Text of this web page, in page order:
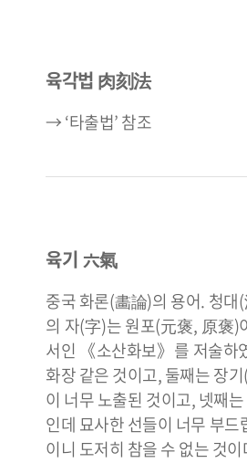
육각법 肉刻法
→ ‘타출법’ 참조
육기 六氣
중국 화론(畵論)의 용어. 청
의 자(字)는 원포(元褒, 原褒)
서인 《소산화보》를 저술하
화장 같은 것이고, 둘째는 장
이 너무 노출된 것이고, 넷째
인데 묘사한 선들이 너무 부
이니 도저히 참을 수 없는 것